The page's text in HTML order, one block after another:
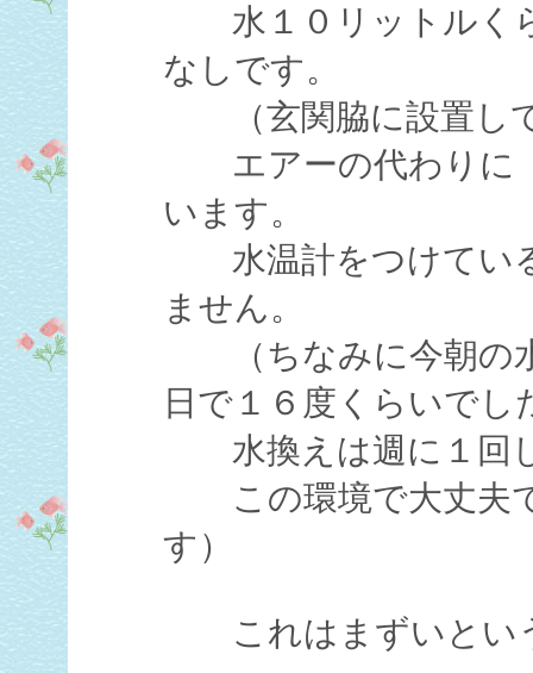
水１０リットルくら
なしです。
（玄関脇に設置して
エアーの代わりに「
います。
水温計をつけてい
ません。
（ちなみに今朝の水
日で１６度くらいでし
水換えは週に１回
この環境で大丈夫で
す）
これはまずいとい